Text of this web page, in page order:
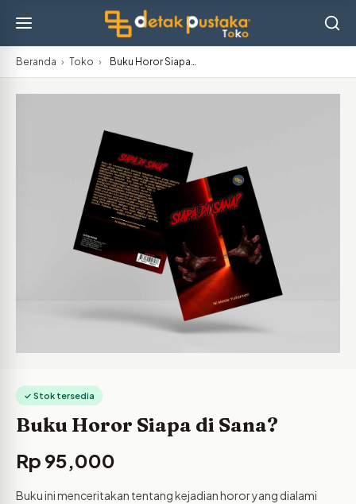
Beranda › Toko › Buku Horor Siapa…
✓ Stok tersedia
Buku Horor Siapa di Sana?
Rp 95,000
Buku ini menceritakan tentang kejadian horor yang dialami